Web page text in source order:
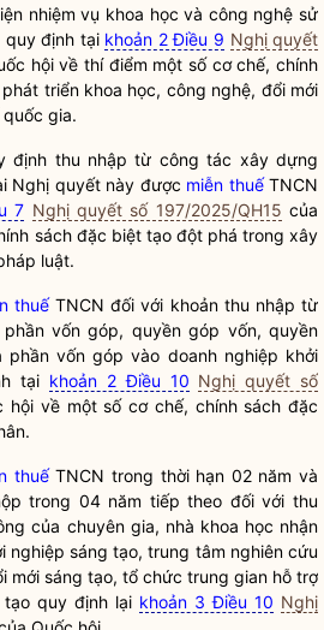
nhiệm vụ khoa học và công nghệ sử
quy định tại khoản 2 Điều 9 Nghị quyết
hộivề thí điểm một số cơ chế, chính
triển khoa học, công nghệ, đổi mới
quốc gia.
định thu nhập từ công tác xây dựng
Nghị quyếtnày được miễn thuếTNCN
7 Nghị quyết số 197/2025/QH15 của
sách đặc biệt tạo đột phá trong xây
luật.
thuếTNCN đối với khoản thu nhập từ
vốn góp, quyềngóp vốn,quyền
vốn góp vào doanh nghiệp khởi
tại khoản 2 Điều 10 Nghị quyết số
hội về một số cơ chế, chính sách đặc
thuếTNCN trong thời hạn 02 năm và
trong 04 năm tiếp theo đối với thu
của chuyên gia, nhà khoa học nhận
nghiệp sáng tạo, trung tâm nghiên cứu
mới sáng tạo, tổ chức trung gian hỗ trợ
quy định lại khoản 3 Điều 10 Nghị